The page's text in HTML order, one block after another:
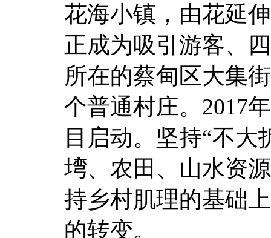
花海小镇，由花延
正成为吸引游客、
所在的蔡甸区大集
个普通村庄。2017
目启动。坚持“不大
塆、农田、山水资
持乡村肌理的基础
的转变。